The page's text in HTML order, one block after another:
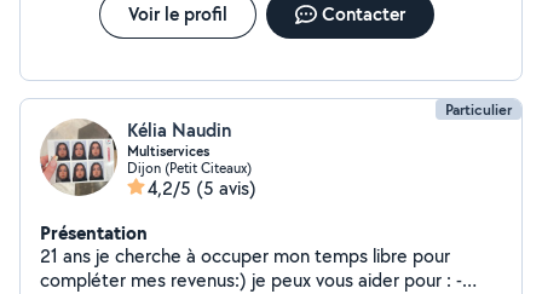
Voir le profil Contacter
Particulier
Kélia Naudin
Multiservices
Dijon (Petit Citeaux)
4,2/5 (5 avis)
Présentation
21 ans je cherche à occuper mon temps libre pour
compléter mes revenus:) je peux vous aider pour : -